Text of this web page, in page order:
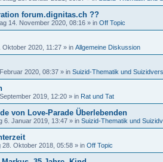
forum.dignitas.ch ??
14. November 2020, 08:16 » in Off Topic
Oktober 2020, 11:27 » in Allgemeine Diskussion
2020, 08:37 » in Suizid-Thematik und
2019, 12:20 » in Rat und Tat
von Love-Parade Überlebenden
6. Januar 2019, 13:47 » in Suizid-Thematik und
28. Oktober 2018, 05:58 » in Off Topic